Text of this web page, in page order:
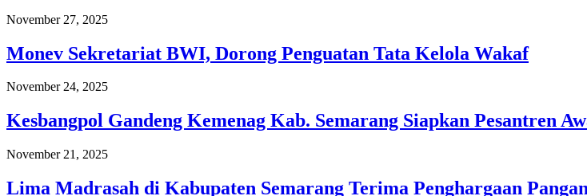
November 27, 2025
Monev Sekretariat BWI, Dorong Penguatan Tata Kelola Wakaf
November 24, 2025
Kesbangpol Gandeng Kemenag Kab. Semarang Siapkan Pesantren
November 21, 2025
Lima Madrasah di Kabupaten Semarang Terima Penghargaan